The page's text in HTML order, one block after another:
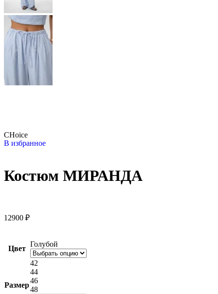
CHoice
В избранное
Костюм МИРАНДА
12900 ₽
Цвет
Голубой
Размер
42
44
46
48